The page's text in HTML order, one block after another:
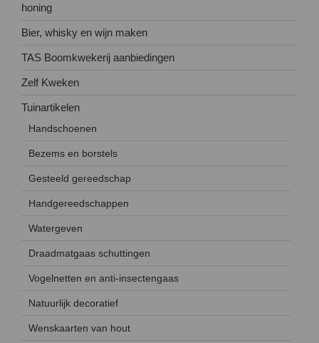
honing
Bier, whisky en wijn maken
TAS Boomkwekerij aanbiedingen
Zelf Kweken
Tuinartikelen
Handschoenen
Bezems en borstels
Gesteeld gereedschap
Handgereedschappen
Watergeven
Draadmatgaas schuttingen
Vogelnetten en anti-insectengaas
Natuurlijk decoratief
Wenskaarten van hout